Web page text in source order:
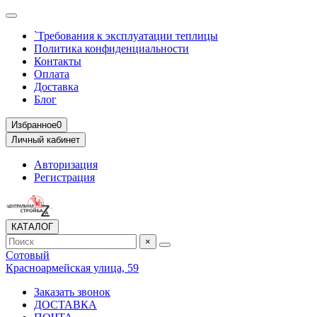
`Требования к эксплуатации теплицы
Политика конфиденциальности
Контакты
Оплата
Доставка
Блог
Избранное0
Личный кабинет
Авторизация
Регистрация
КАТАЛОГ
×
Сотовый
Красноармейская улица, 59
Заказать звонок
ДОСТАВКА